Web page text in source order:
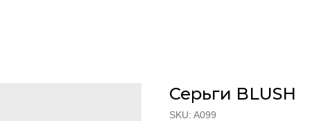
Серьги BLUSH
SKU: A099